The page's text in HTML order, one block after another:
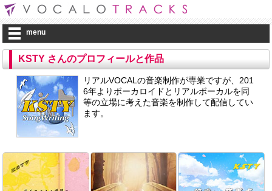
menu
KSTY さんのプロフィールと作品
リアルVOCALの音楽制作が専業ですが、201
6年よりボーカロイドとリアルボーカルを同
等の立場に考えた音楽を制作して配信してい
ます。